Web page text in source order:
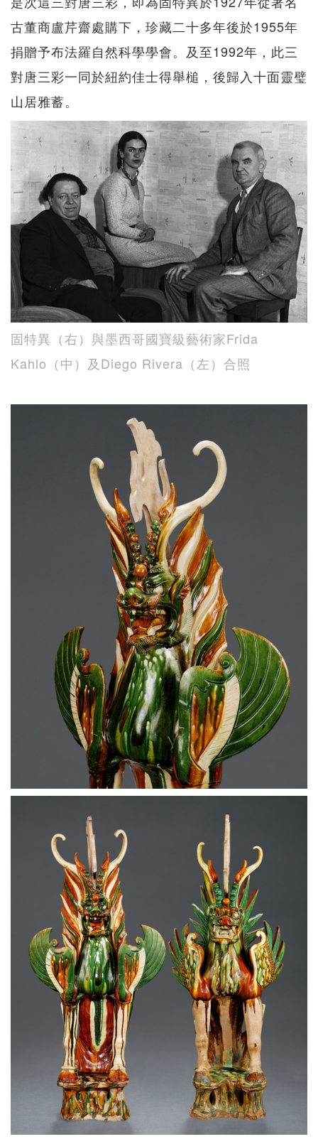
古董商盧芹齋處購下，珍藏二十多年後於1955年
捐贈予布法羅自然科學學會。及至1992年，此三
對唐三彩一同於紐約佳士得舉槌，後歸入十面靈璧
山居雅蓄。
固特異（右）與墨西哥國寶級藝術家Frida
Kahlo（中）及Diego Rivera（左）合照